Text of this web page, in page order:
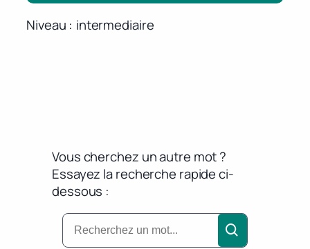
Niveau intermediaire
Vous cherchez un autre mot ?
Essayez la recherche rapide ci-
dessous :